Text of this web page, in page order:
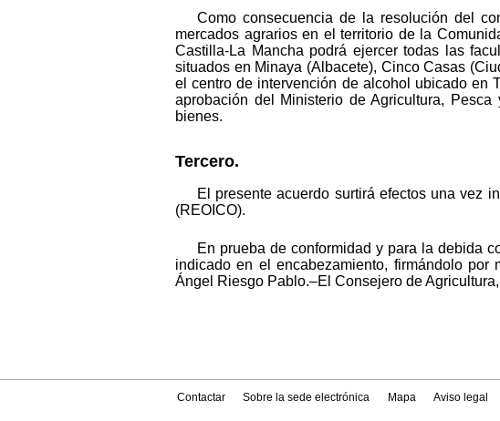
Como consecuencia de la resolución del
mercados agrarios en el territorio de la
Castilla-La Mancha podrá ejercer todas las
situados en Minaya (Albacete), Cinco Casas
el centro de intervención de alcohol ubicado en
aprobación del Ministerio de Agricultura,
bienes.
Tercero.
El presente acuerdo surtirá efectos una vez
(REOICO).
En prueba de conformidad y para la debida
indicado en el encabezamiento, firmándolo por
Ángel Riesgo Pablo.–El Consejero de
Contactar Sobre la sede electrónica Mapa Aviso legal